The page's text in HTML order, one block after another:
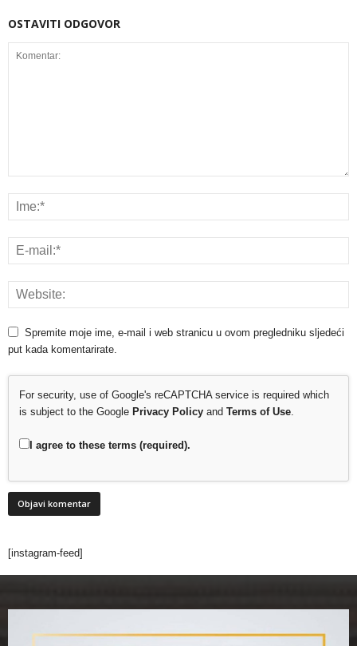
OSTAVITI ODGOVOR
Spremite moje ime, e-mail i web stranicu u ovom pregledniku sljedeći
put kada komentarirate.
For security, use of Google's reCAPTCHA service is required which
is subject to the Google Privacy Policy and Terms of Use.
I agree to these terms (required).
[instagram-feed]